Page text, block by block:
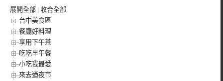
展開全部 | 收合全部
台中美食區
餐廳好料理
享用下午茶
吃吃早午餐
小吃我最愛
來去迺夜市